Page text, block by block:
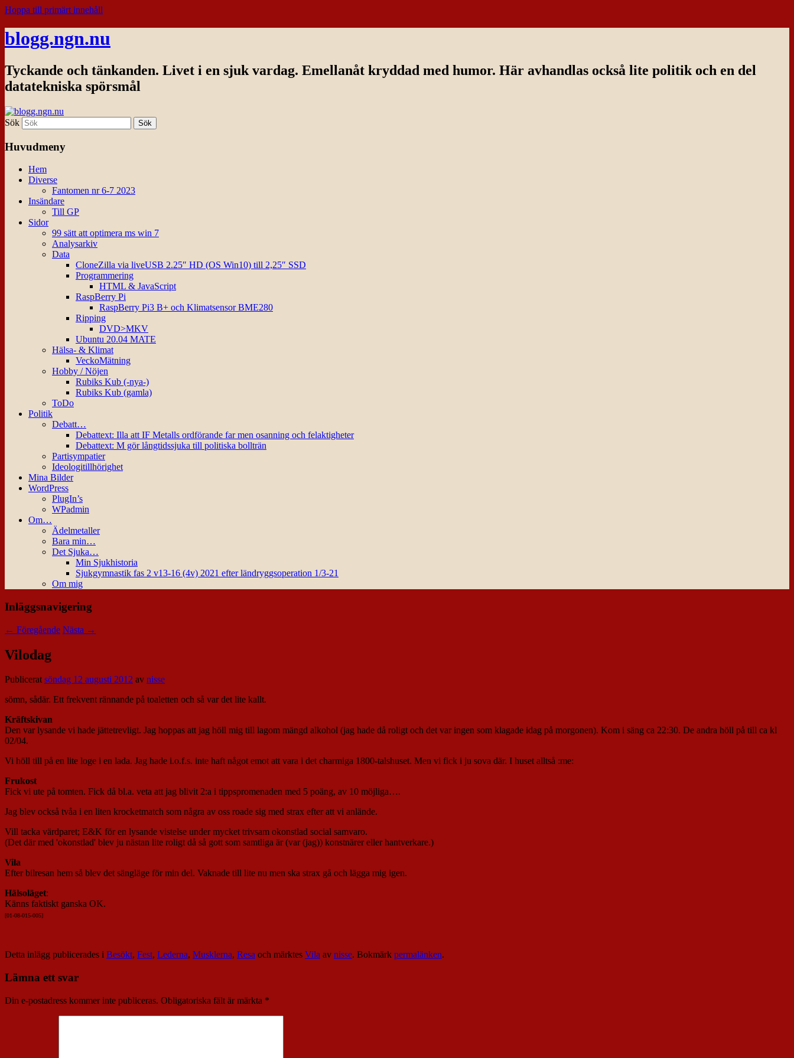
Hoppa till primärt innehåll
blogg.ngn.nu
Tyckande och tänkanden. Livet i en sjuk vardag. Emellanåt kryddad med humor. Här avhandlas också lite politik och en del
datatekniska spörsmål
Sök
Huvudmeny
Hem
Diverse
Fantomen nr 6-7 2023
Insändare
Till GP
Sidor
99 sätt att optimera ms win 7
Analysarkiv
Data
CloneZilla via liveUSB 2.25″ HD (OS Win10) till 2,25″ SSD
Programmering
HTML & JavaScript
RaspBerry Pi
RaspBerry Pi3 B+ och Klimatsensor BME280
Ripping
DVD>MKV
Ubuntu 20.04 MATE
Hälsa- & Klimat
VeckoMätning
Hobby / Nöjen
Rubiks Kub (-nya-)
Rubiks Kub (gamla)
ToDo
Politik
Debatt…
Debattext: Illa att IF Metalls ordförande far men osanning och felaktigheter
Debattext: M gör långtidssjuka till politiska bollträn
Partisympatier
Ideologitillhörighet
Mina Bilder
WordPress
PlugIn’s
WPadmin
Om…
Ädelmetaller
Bara min…
Det Sjuka…
Min Sjukhistoria
Sjukgymnastik fas 2 v13-16 (4v) 2021 efter ländryggsoperation 1/3-21
Om mig
Inläggsnavigering
← Föregående Nästa →
Vilodag
Publiceratsöndag 12 augusti 2012 av nisse
sömn, sådär. Ett frekvent rännande på toaletten och så var det lite kallt.
Kräftskivan
Den var lysande vi hade jättetrevligt. Jag hoppas att jag höll mig till lagom mängd alkohol (jag hade då roligt och det var ingen som klagade idag på morgonen). Kom i säng ca 22:30. De andra höll på till ca kl
02/04.
Vi höll till på en lite loge i en lada. Jag hade i.o.f.s. inte haft något emot att vara i det charmiga 1800-talshuset. Men vi fick i ju sova där. I huset alltså :me:
Frukost
Fick vi ute på tomten. Fick då bl.a. veta att jag blivit 2:a i tippspromenaden med 5 poäng, av 10 möjliga….
Jag blev också tvåa i en liten krocketmatch som några av oss roade sig med strax efter att vi anlände.
Vill tacka värdparet; E&K för en lysande vistelse under mycket trivsam okonstlad social samvaro.
(Det där med 'okonstlad' blev ju nästan lite roligt då så gott som samtliga är (var (jag)) konstnärer eller hantverkare.)
Vila
Efter bilresan hem så blev det sängläge för min del. Vaknade till lite nu men ska strax gå och lägga mig igen.
Hälsoläget:
Känns faktiskt ganska OK.
[01-08-015-005]
Detta inlägg publicerades i Besökt, Fest, Lederna, Musklerna, Resa och märktes Vila av nisse. Bokmärk permalänken.
Lämna ett svar
Din e-postadress kommer inte publiceras. Obligatoriska fält är märkta *